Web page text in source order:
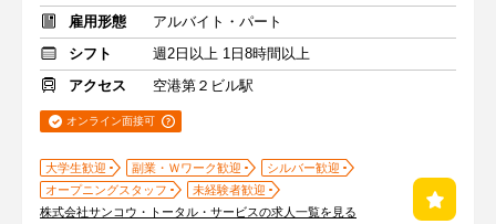
雇用形態
アルバイト・パート
シフト
週2日以上 1日8時間以上
アクセス
空港第２ビル駅
オンライン面接可
大学生歓迎 副業・Ｗワーク歓迎
シルバー歓迎
オープニングスタッフ
未経験者歓迎
株式会社サンコウ・トータル・サービスの求人一覧を見る